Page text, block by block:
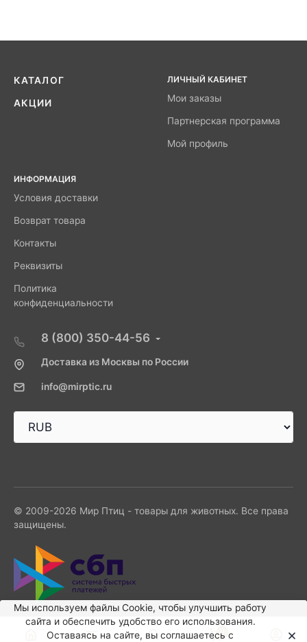
КАТАЛОГ
АКЦИИ
ЛИЧНЫЙ КАБИНЕТ
Мои заказы
Партнерская программа
Мой профиль
ИНФОРМАЦИЯ
Условия доставки
Возврат товара
Контакты
Реквизиты
Политика
конфиденциальности
8 (800) 350-44-56
Доставка из Москвы по России
info@mirptic.ru
© 2009-2026 Мир Птиц - товары для животных. Все права
защищены.
Мы используем файлы Сookie, чтобы улучшить работу
сайта и обеспечить удобство его использования.
Оставаясь на сайте, вы соглашаетесь с
0